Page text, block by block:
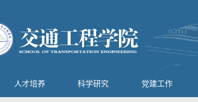
人才培养 科学研究 党建工作